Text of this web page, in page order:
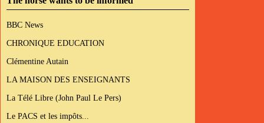
BBC News
CHRONIQUE EDUCATION
Clémentine Autain
LA MAISON DES ENSEIGNANTS
La Télé Libre (John Paul Le Pers)
Le PACS et les impôts...